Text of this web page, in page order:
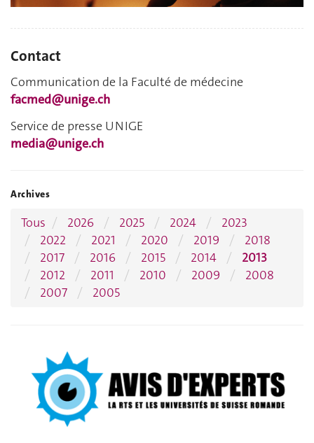
Contact
Communication de la Faculté de médecine
facmed@unige.ch
Service de presse UNIGE
media@unige.ch
Archives
Tous 2026 2025 2024
2023
2022
2021 2020 2019
2018
2017
2016 2015 2014
2013
2012
2011 2010 2009
2008
2007
2005